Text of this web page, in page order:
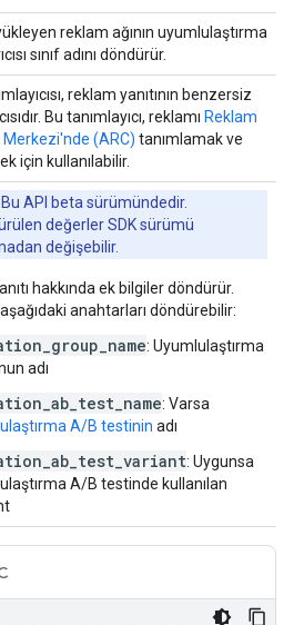
reklam ağının uyumlulaştırma
sınıf adını döndürür.
reklam yanıtının benzersiz
Bu tanımlayıcı, reklamı Reklam
(ARC) tanımlamak ve
için kullanılabilir.
Bu API beta sürümündedir.
değerler SDK sürümü
değişebilir.
hakkında ek bilgiler döndürür.
anahtarları döndürebilir:
: Uyumlulaştırma
adı
: Varsa
A/B testinin adı
: Uygunsa
A/B testinde kullanılan